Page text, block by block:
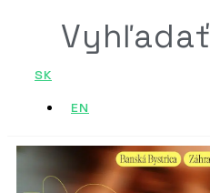
Vyhľadať
SK
EN